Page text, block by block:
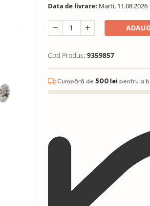
Data de livrare: Marti, 11.08.2026
Cod Produs: 9359857
Cumpără de 500 lei pentru a